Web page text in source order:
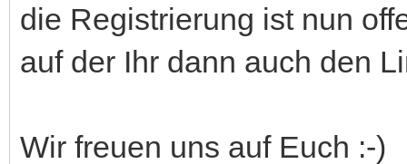
die Registrierung ist nun
auf der Ihr dann auch den
Wir freuen uns auf Euch :-)